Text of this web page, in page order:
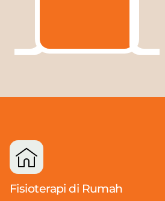
Fisioterapi di Rumah